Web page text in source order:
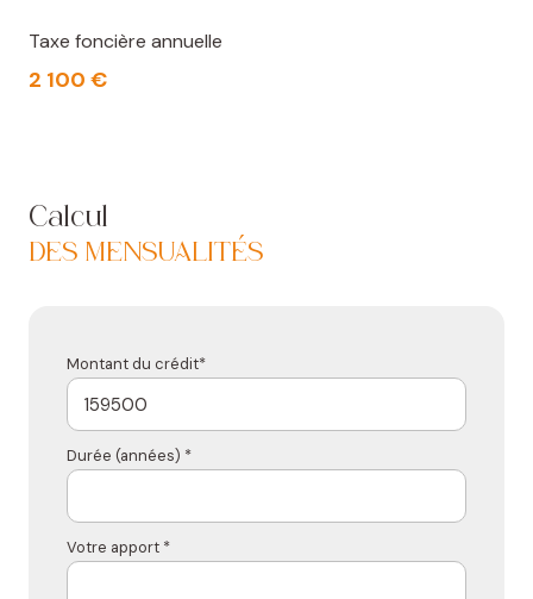
Taxe foncière annuelle
2 100 €
Calcul
DES MENSUALITÉS
Montant du crédit*
Durée (années) *
Votre apport *